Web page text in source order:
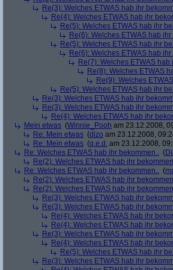
Re(3): Welches ETWAS hab ihr
Re(4): Welches ETWAS hab ihr
Re(5): Welches ETWAS hab ihr
Re(6): Welches ETWAS hab
Re(5): Welches ETWAS hab ihr
Re(6): Welches ETWAS hab
Re(7): Welches ETWAS hab
Re(8): Welches ETWAS
Re(9): Welches
Re(5): Welches ETWAS hab ihr
Re(3): Welches ETWAS hab ihr
Re(3): Welches ETWAS hab ihr
Re(4): Welches ETWAS hab ihr
Mein etwas (Winnie_Pooh am 23.12.2008,
Re: Mein etwas (dizo am 23.12.2008,
Re: Mein etwas (q.e.d. am 23.12.2008,
Re: Welches ETWAS hab ihr bekommen.. (
Re(2): Welches ETWAS hab ihr
Re: Welches ETWAS hab ihr bekommen.. (
Re(2): Welches ETWAS hab ihr
Re(2): Welches ETWAS hab ihr
Re(3): Welches ETWAS hab ihr
Re(3): Welches ETWAS hab ihr
Re(4): Welches ETWAS hab ihr
Re(4): Welches ETWAS hab ihr
Re(3): Welches ETWAS hab ihr
Re(4): Welches ETWAS hab ihr
Re(5): Welches ETWAS hab ihr
Re(3): Welches ETWAS hab ihr